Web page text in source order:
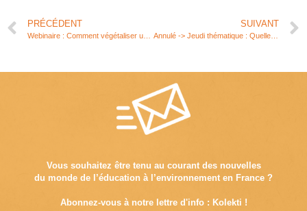
PRÉCÉDENT SUIVANT
Annulé -> Jeudi thématique : Quelle EEDD pour les personnes en situation de handicap ?
Vous souhaitez être tenu au courant des nouvelles
du monde de l’éducation à l’environnement en France ?
Abonnez-vous à notre lettre d'info : Kolekti !